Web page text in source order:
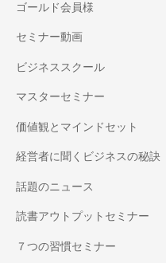
ゴールド会員様
セミナー動画
ビジネススクール
マスターセミナー
価値観とマインドセット
経営者に聞くビジネスの秘訣
話題のニュース
読書アウトプットセミナー
７つの習慣セミナー